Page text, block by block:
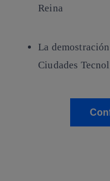
Reina
La
Ciudades